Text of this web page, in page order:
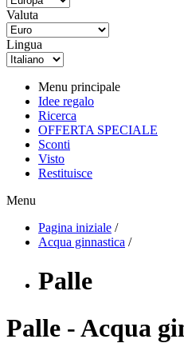
Valuta
Lingua
Menu principale
Idee regalo
Ricerca
OFFERTA SPECIALE
Sconti
Visto
Restituisce
Menu
Pagina iniziale /
Acqua ginnastica /
Palle
Palle - Acqua